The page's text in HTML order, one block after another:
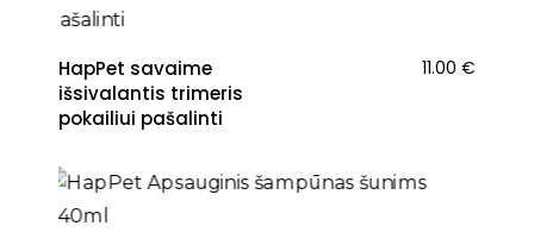
HapPet savaime
išsivalantis trimeris
pokailiui pašalinti
11.00 €